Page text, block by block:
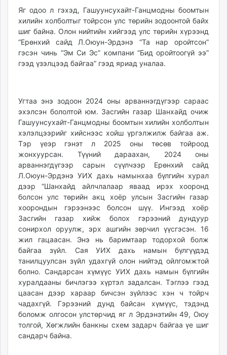
mglradio.com
fact.mn
itoim.mn
tumen.mn
shuum.mn
times.mn
assa.mn
toim.mn
tac.mn
paparazzi.mn
unread.today
Яг одоо л гэхэд, Гашуунсухайт-Ганцмодны боомтын
хилийн холболтыг тойрсон улс төрийн зодоонтой байх
шиг байна. Олон нийтийн хийгээд улс төрийн хүрээнд
“Ерөнхий сайд Л.Оюун-Эрдэнэ “Та нар оройтсон”
гэсэн чинь “Эм Си Эс” компани “Бид оройтоогүй ээ”
гээд үзэлцээд байгаа” гээд яриад уналаа.
Угтаа энэ зодоон 2024 оны арваннэгдүгээр сараас
эхэлсэн бололтой юм. Засгийн газар Шанхайд очиж
Гашуунсухайт-Ганцмодны боомтын хилийн холболтын
хэлэлцээрийг хийснээс хойш үргэлжилж байгаа аж.
Тэр үеэр гэнэт л 2025 оны төсөв тойроод
жонхуурсан. Түүний дараахан, 2024 оны
арваннэгдүгээр сарын сүүлчээр Ерөнхий сайд
Л.Оюун-Эрдэнэ УИХ дахь намынхаа бүлгийн хурал
дээр “Шанхайд айлчлалаар яваад ирэх хооронд
болсон улс төрийн акц хоёр улсын Засгийн газар
хоорондын гэрээнээс болсон шүү. Ингээд хоёр
Засгийн газар хийж болох гэрээний дундуур
сонирхол оруулж, эрх ашгийн зөрчил үүсгэсэн. 16
жил гацаасан. Энэ нь баримтаар тодорхой болж
байгаа зүйл. Сая УИХ дахь намын бүлгүүдэд
танилцуулсан зүйл удахгүй олон нийтэд ойлгомжтой
болно. Сандарсан хүмүүс УИХ дахь намын бүлгийн
хуралдааны бичлэгээ хүртэл задалсан. Тэглээ гээд
цаасан дээр хараар бичсэн зүйлээс хэн ч тойрч
чадахгүй. Гэрээний дунд байсан хүмүүс, тэдэнд
боломж олгосон улстөрчид яг л Эрдэнэтийн 49, Оюу
толгой, Хөгжлийн банкны схем задарч байгаа үе шиг
сандарч байна.